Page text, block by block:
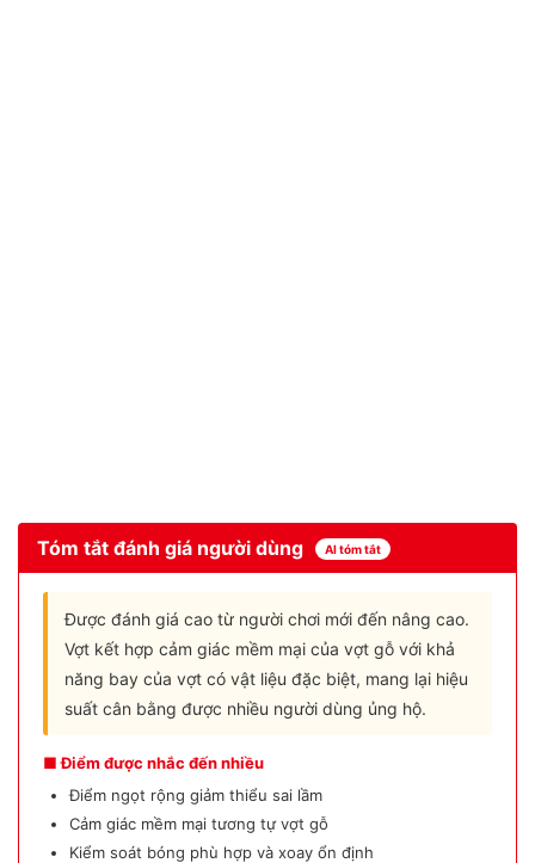
Tóm tắt đánh giá người dùng AI tóm tắt
Được đánh giá cao từ người chơi mới đến nâng cao.
Vợt kết hợp cảm giác mềm mại của vợt gỗ với khả
năng bay của vợt có vật liệu đặc biệt, mang lại hiệu
suất cân bằng được nhiều người dùng ủng hộ.
■ Điểm được nhắc đến nhiều
Điểm ngọt rộng giảm thiểu sai lầm
Cảm giác mềm mại tương tự vợt gỗ
Kiểm soát bóng phù hợp và xoay ổn định